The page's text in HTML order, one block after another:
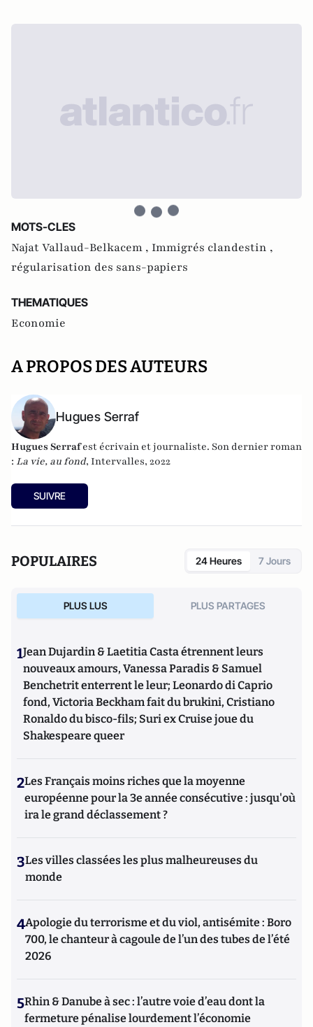
MOTS-CLES
Najat Vallaud-Belkacem , Immigrés clandestin ,
régularisation des sans-papiers
THEMATIQUES
Economie
A PROPOS DES AUTEURS
Hugues Serraf
Hugues Serrafest écrivain et journaliste. Son dernier roman
: La vie, au fond, Intervalles, 2022
SUIVRE
POPULAIRES 24 Heures 7 Jours
PLUS LUS PLUS PARTAGES
1Jean Dujardin & Laetitia Casta étrennent leurs
nouveaux amours, Vanessa Paradis & Samuel
Benchetrit enterrent le leur; Leonardo di Caprio
fond, Victoria Beckham fait du brukini, Cristiano
Ronaldo du bisco-fils; Suri ex Cruise joue du
Shakespeare queer
2Les Français moins riches que la moyenne
européenne pour la 3e année consécutive : jusqu'où
ira le grand déclassement ?
3Les villes classées les plus malheureuses du
monde
4Apologie du terrorisme et du viol, antisémite : Boro
700, le chanteur à cagoule de l’un des tubes de l’été
2026
5Rhin & Danube à sec : l’autre voie d’eau dont la
fermeture pénalise lourdement l’économie